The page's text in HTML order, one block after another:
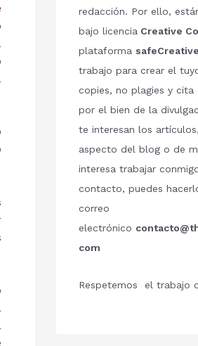
redacción. Por ello,
bajo licencia Creative
plataforma safeCreative
trabajo para crear el
copies, no plagies y cita
por el bien de la
te interesan los
aspecto del blog o de
interesa trabajar
contacto, puedes
correo
electrónico
com
Respetemos el trabajo